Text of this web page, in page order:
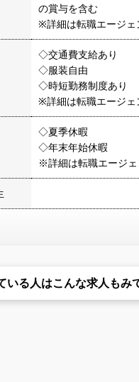
の賞与を含む
※詳細は転職エージェ
◇交通費支給あり
◇服装自由
◇時短勤務制度あり
※詳細は転職エージェ
◇夏季休暇
◇年末年始休暇
※詳細は転職エージェ
いる人はこんな求人もみ